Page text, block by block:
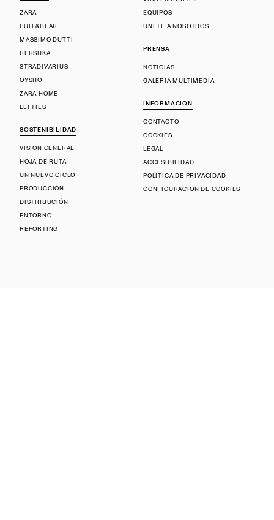
ZARA
PULL&BEAR
MASSIMO DUTTI
BERSHKA
STRADIVARIUS
OYSHO
ZARA HOME
LEFTIES
SOSTENIBILIDAD
VISIÓN GENERAL
HOJA DE RUTA
UN NUEVO CICLO
PRODUCCIÓN
DISTRIBUCIÓN
ENTORNO
REPORTING
EQUIPOS
ÚNETE A NOSOTROS
PRENSA
NOTICIAS
GALERÍA MULTIMEDIA
INFORMACIÓN
CONTACTO
COOKIES
LEGAL
ACCESIBILIDAD
POLÍTICA DE PRIVACIDAD
CONFIGURACIÓN DE COOKIES